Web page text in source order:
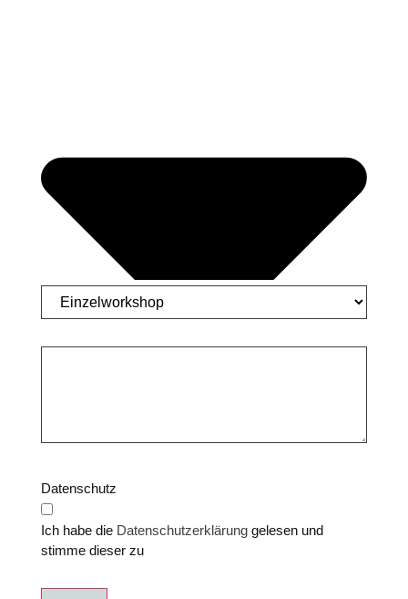
Datenschutz
Ich habe die Datenschutzerklärunggelesen und
stimme dieser zu